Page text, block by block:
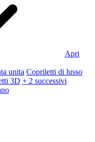
Apri
unita Copriletti di lusso
3D + 2 successivi